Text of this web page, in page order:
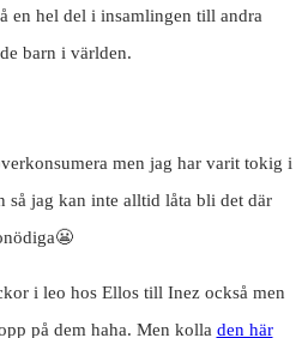
en hel del i insamlingen till andra
barn i världen.
men jag har varit tokig i
så jag kan inte alltid låta bli det där
i leo hos Ellos till Inez också men
på dem haha. Men kolla den här